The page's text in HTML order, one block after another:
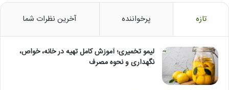
تازه پرخواننده آخرین نظرات شما
لیمو تخمیری؛ آموزش کامل تهیه در خانه، خواص،
نگهداری و نحوه مصرف